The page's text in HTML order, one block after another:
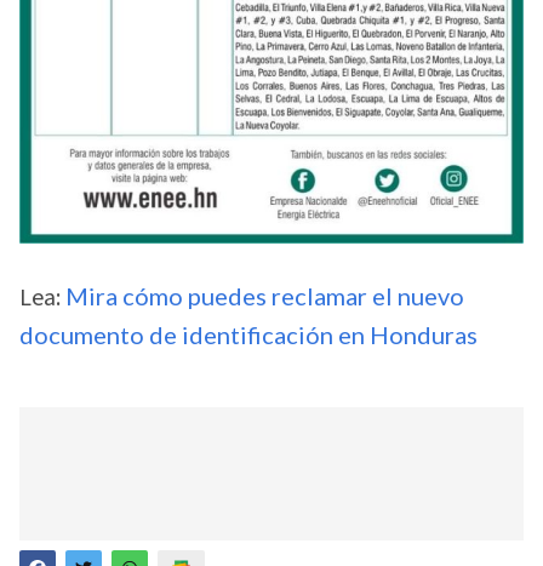
Lea: Mira cómo puedes reclamar el nuevo
documento de identificación en Honduras